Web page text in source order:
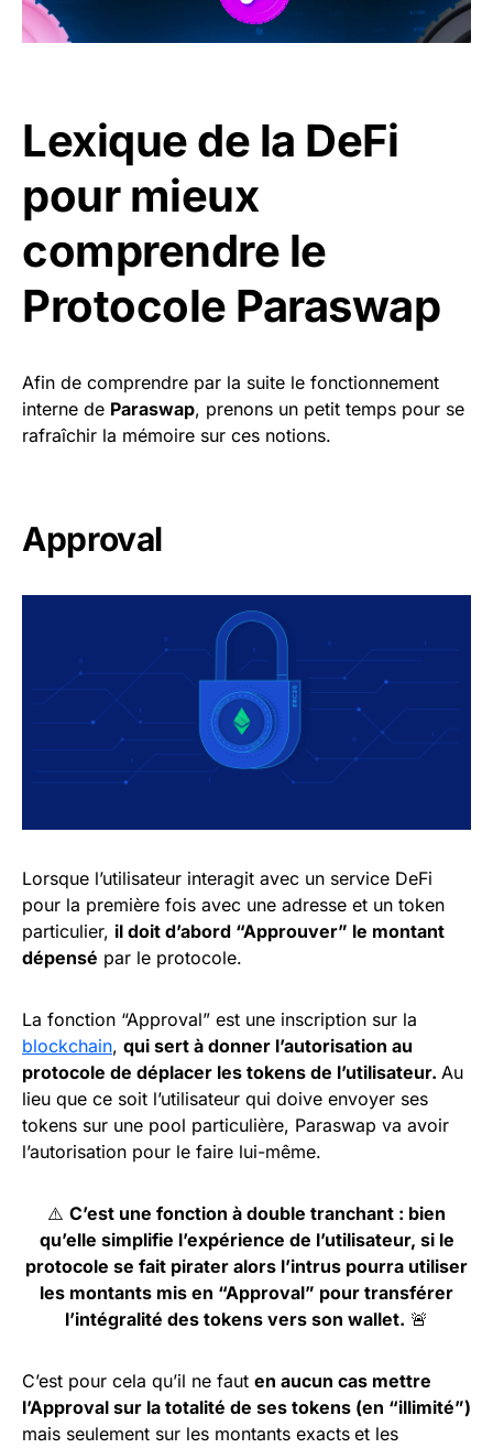
Lexique de la DeFi
pour mieux
comprendre le
Protocole Paraswap
Afin de comprendre par la suite le fonctionnement
interne de Paraswap, prenons un petit temps pour se
rafraîchir la mémoire sur ces notions.
Approval
Lorsque l’utilisateur interagit avec un service DeFi
pour la première fois avec une adresse et un token
particulier, il doit d’abord “Approuver” le montant
dépensé par le protocole.
La fonction “Approval” est une inscription sur la
blockchain, qui sert à donner l’autorisation au
protocole de déplacer les tokens de l’utilisateur. Au
lieu que ce soit l’utilisateur qui doive envoyer ses
tokens sur une pool particulière, Paraswap va avoir
l’autorisation pour le faire lui-même.
⚠️ C’est une fonction à double tranchant : bien
qu’elle simplifie l’expérience de l’utilisateur, si le
protocole se fait pirater alors l’intrus pourra utiliser
les montants mis en “Approval” pour transférer
l’intégralité des tokens vers son wallet. 🚨
C’est pour cela qu’il ne faut en aucun cas mettre
l’Approval sur la totalité de ses tokens (en “illimité”)
mais seulement sur les montants exacts et les